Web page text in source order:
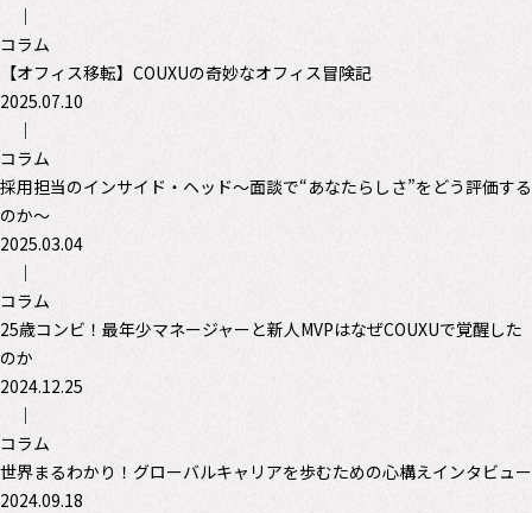
｜
コラム
【オフィス移転】COUXUの奇妙なオフィス冒険記
2025.07.10
｜
コラム
採用担当のインサイド・ヘッド〜面談で“あなたらしさ”をどう評価する
のか〜
2025.03.04
｜
コラム
25歳コンビ！最年少マネージャーと新人MVPはなぜCOUXUで覚醒した
のか
2024.12.25
｜
コラム
世界まるわかり！グローバルキャリアを歩むための心構えインタビュー
2024.09.18